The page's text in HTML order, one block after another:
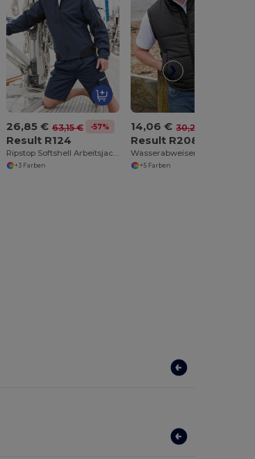
26,85 € 63,15 € -57%
Result R124
Ripstop Softshell Arbeitsjacke
+3 Farben
14,06 € 30,25 €
Result R208X
+5 Farben